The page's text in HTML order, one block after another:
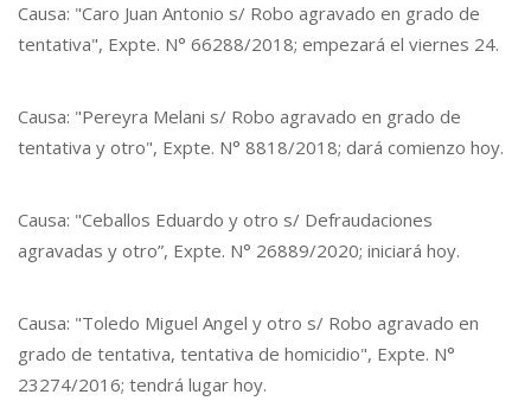
Causa: "Caro Juan Antonio s/ Robo agravado en grado de
tentativa", Expte. N° 66288/2018; empezará el viernes 24.
Causa: "Pereyra Melani s/ Robo agravado en grado de
tentativa y otro", Expte. N° 8818/2018; dará comienzo hoy.
Causa: "Ceballos Eduardo y otro s/ Defraudaciones
agravadas y otro”, Expte. N° 26889/2020; iniciará hoy.
Causa: "Toledo Miguel Angel y otro s/ Robo agravado en
grado de tentativa, tentativa de homicidio", Expte. N°
23274/2016; tendrá lugar hoy.